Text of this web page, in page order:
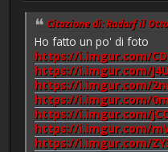
Citazione di: Radarf il
Ho fatto un po' di foto
https://i.imgur.com/
https://i.imgur.com/
https://i.imgur.com/
https://i.imgur.com/
https://i.imgur.com/
https://i.imgur.com/
https://i.imgur.com/